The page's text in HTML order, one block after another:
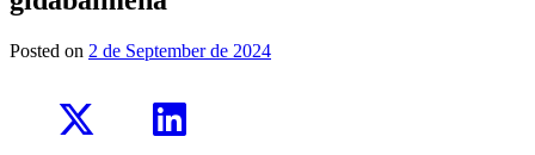
Posted on 2 de September de 2024